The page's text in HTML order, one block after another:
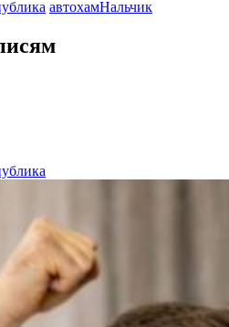
автохамНальчик